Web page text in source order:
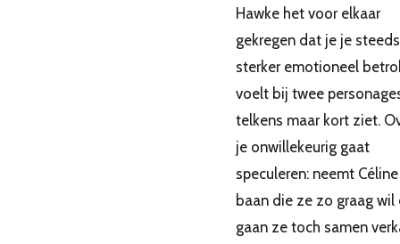
Hawke het voor elkaar
gekregen dat je je steeds
sterker emotioneel
voelt bij twee
telkens maar kort ziet.
je onwillekeurig gaat
speculeren: neemt
baan die ze zo graag wil
gaan ze toch samen